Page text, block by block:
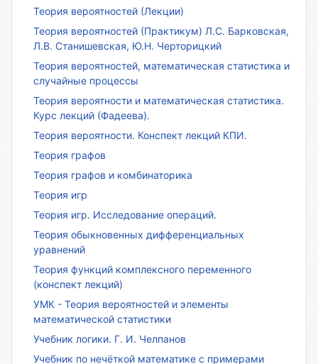
Теория вероятностей (Лекции)
Теория вероятностей (Практикум) Л.С. Барковская,
Л.В. Станишевская, Ю.Н. Черторицкий
Теория вероятностей, математическая статистика и
случайные процессы
Теория вероятности и математическая статистика.
Курс лекций (Фадеева).
Теория вероятности. Конспект лекций КПИ.
Теория графов
Теория графов и комбинаторика
Теория игр
Теория игр. Исследование операций.
Теория обыкновенных дифференциальных
уравнений
Теория функций комплексного переменного
(конспект лекций)
УМК - Теория вероятностей и элементы
математической статистики
Учебник логики. Г. И. Челпанов
Учебник по нечёткой математике с примерами